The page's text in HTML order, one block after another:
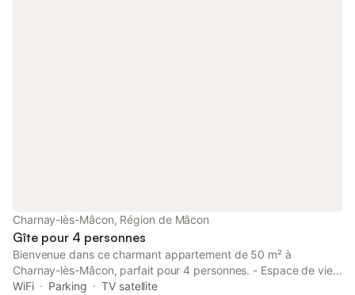
Charnay-lès-Mâcon, Région de Mâcon
Gîte pour 4 personnes
Bienvenue dans ce charmant appartement de 50 m² à
Charnay-lès-Mâcon, parfait pour 4 personnes. - Espace de vie
spacieux et confortable - Jardin privé avec vue - Idéalement
WiFi Parking
TV satellite